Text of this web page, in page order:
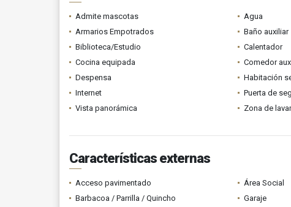
Admite mascotas Agua
Armarios Empotrados
Baño auxiliar
Biblioteca/Estudio
Calentador
Cocina equipada
Comedor
Despensa
Habitación
Internet
Puerta de
Vista panorámica
Zona de
Características externas
Acceso pavimentado Área Social
Barbacoa / Parrilla / Quincho
Garaje